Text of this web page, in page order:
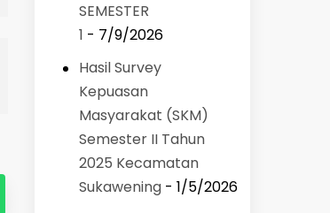
SEMESTER
1 - 7/9/2026
Hasil Survey
Kepuasan
Masyarakat (SKM)
Semester II Tahun
2025 Kecamatan
Sukawening- 1/5/2026